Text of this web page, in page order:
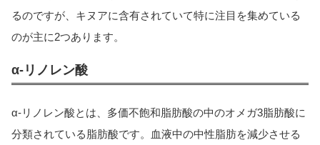
るのですが、キヌアに含有されていて特に注目を集めている
のが主に2つあります。
α-リノレン酸
α-リノレン酸とは、多価不飽和脂肪酸の中のオメガ3脂肪酸に
分類されている脂肪酸です。血液中の中性脂肪を減少させる